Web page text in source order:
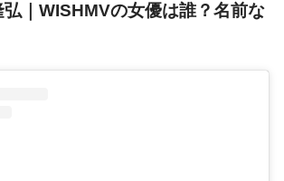
｜WISHMVの女優は誰？名前な